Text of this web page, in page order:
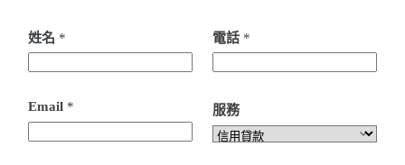
姓名 * 電話 *
Email * 服務